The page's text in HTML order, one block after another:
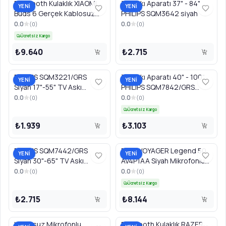
YENİ
Bluetooth Kulaklık XIAOMI
Buds 6 Gerçek Kablosuz
BHR09GTGL Nebula Mor
0.0 (0)
Ücretsiz Kargo
₺9.640
YENİ
TV Askı Aparatı 37" - 84"
PHILIPS SQM3642 siyah
0.0 (0)
₺2.715
YENİ
PHILIPS SQM3221/GRS
Siyah 17"-55" TV Askı
Aparatı
0.0 (0)
₺1.939
YENİ
TV Askı Aparatı 40" - 100"
PHILIPS SQM7842/GRS
Siyah
0.0 (0)
Ücretsiz Kargo
₺3.103
YENİ
PHILIPS SQM7442/GRS
Siyah 30"-65" TV Askı
Aparatı
0.0 (0)
₺2.715
YENİ
POLY VOYAGER Legend 50
AV4P1AA Siyah Mikrofonlu
PC Handsfree Kulaklık
0.0 (0)
Ücretsiz Kargo
₺8.144